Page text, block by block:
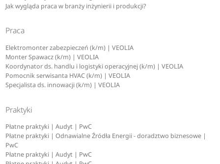
Jak wygląda praca w branży inżynierii i produkcji?
Praca
Elektromonter zabezpieczeń (k/m) | VEOLIA
Monter Spawacz (k/m) | VEOLIA
Koordynator ds. handlu i logistyki operacyjnej (k/m) | VEOLIA
Pomocnik serwisanta HVAC (k/m) | VEOLIA
Specjalista ds. innowacji (k/m) | VEOLIA
Praktyki
Płatne praktyki | Audyt | PwC
Płatne praktyki | Odnawialne Źródła Energii - doradztwo biznesowe |
PwC
Płatne praktyki | Audyt | PwC